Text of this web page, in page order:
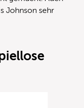
Johnson sehr